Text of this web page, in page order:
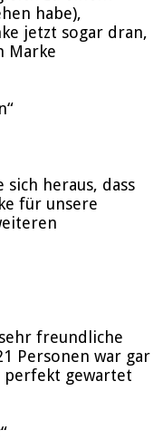
habe),
jetzt sogar dran,
Marke
heraus, dass
für unsere
freundliche
Personen war gar
perfekt gewartet